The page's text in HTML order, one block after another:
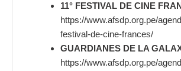
11° FESTIVAL DE CINE
https://www.afsdp.org.pe/
festival-de-cine-frances/
GUARDIANES DE LA
https://www.afsdp.org.pe/